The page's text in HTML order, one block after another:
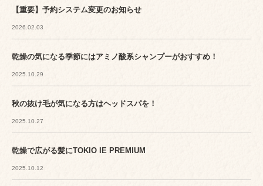
【重要】予約システム変更のお知らせ
2026.02.03
乾燥の気になる季節にはアミノ酸系シャンプーがおすすめ！
2025.10.29
秋の抜け毛が気になる方はヘッドスパを！
2025.10.27
乾燥で広がる髪にTOKIO IE PREMIUM
2025.10.12